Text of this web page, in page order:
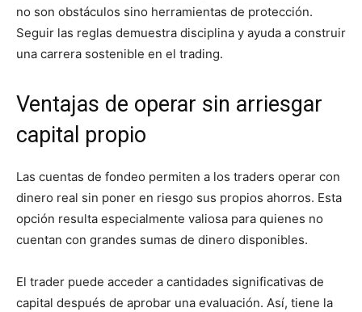
no son obstáculos sino herramientas de protección.
Seguir las reglas demuestra disciplina y ayuda a construir
una carrera sostenible en el trading.
Ventajas de operar sin arriesgar
capital propio
Las cuentas de fondeo permiten a los traders operar con
dinero real sin poner en riesgo sus propios ahorros. Esta
opción resulta especialmente valiosa para quienes no
cuentan con grandes sumas de dinero disponibles.
El trader puede acceder a cantidades significativas de
capital después de aprobar una evaluación. Así, tiene la